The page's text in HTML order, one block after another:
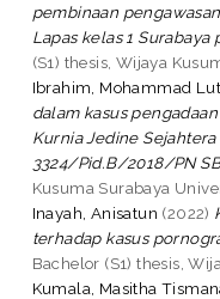
pembinaan
Lapas kelas 1 Surabaya
(S1) thesis, Wijaya
Ibrahim, Mohammad
dalam kasus
Kurnia Jedine
3324/Pid.B/2018/PN
Kusuma Surabaya
Inayah, Anisatun (2022)
terhadap kasus
Bachelor (S1) thesis,
Kumala, Masitha